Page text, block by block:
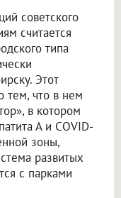
советского
считается
типа
Этот
тем, что в нем
в котором
А и COVID-
зоны,
развитых
с парками